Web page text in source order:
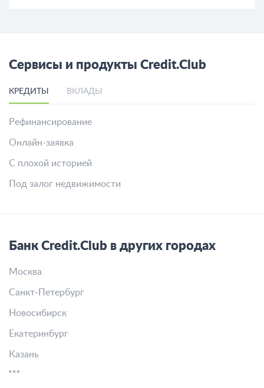
Сервисы и продукты Credit.Club
КРЕДИТЫ ВКЛАДЫ
Рефинансирование
Онлайн-заявка
С плохой историей
Под залог недвижимости
Банк Credit.Club в других городах
Москва
Санкт-Петербург
Новосибирск
Екатеринбург
Казань